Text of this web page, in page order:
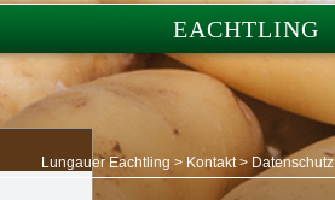
EACHTLING
Lungauer Eachtling > Kontakt> Datenschutz